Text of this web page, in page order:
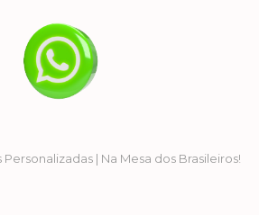
| Na Mesa dos Brasileiros!